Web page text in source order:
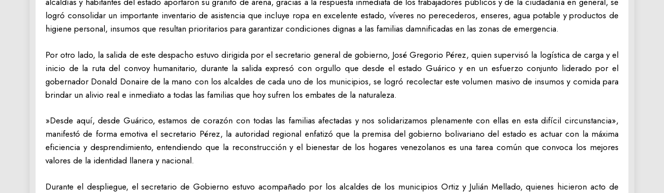
logró consolidar un importante inventario de asistencia que incluye ropa en excelente estado, víveres no perecederos, enseres, agua potable y productos de
higiene personal, insumos que resultan prioritarios para garantizar condiciones dignas a las familias damnificadas en las zonas de emergencia.
‎Por otro lado, la salida de este despacho estuvo dirigida por el secretario general de gobierno, José Gregorio Pérez, quien supervisó la logística de carga y el
inicio de la ruta del convoy humanitario, durante la salida expresó con orgullo que desde el estado Guárico y en un esfuerzo conjunto liderado por el
gobernador Donald Donaire de la mano con los alcaldes de cada uno de los municipios, se logró recolectar este volumen masivo de insumos y comida para
brindar un alivio real e inmediato a todas las familias que hoy sufren los embates de la naturaleza.
‎»Desde aquí, desde Guárico, estamos de corazón con todas las familias afectadas y nos solidarizamos plenamente con ellas en esta difícil circunstancia»,
manifestó de forma emotiva el secretario Pérez, la autoridad regional enfatizó que la premisa del gobierno bolivariano del estado es actuar con la máxima
eficiencia y desprendimiento, entendiendo que la reconstrucción y el bienestar de los hogares venezolanos es una tarea común que convoca los mejores
valores de la identidad llanera y nacional.
‎Durante el despliegue, el secretario de Gobierno estuvo acompañado por los alcaldes de los municipios Ortiz y Julián Mellado, quienes hicieron acto de